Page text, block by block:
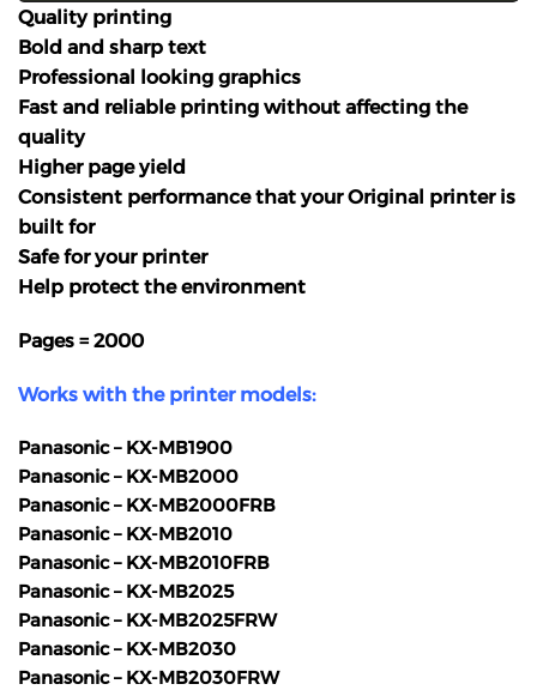
Quality printing
Bold and sharp text
Professional looking graphics
Fast and reliable printing without affecting the
quality
Higher page yield
Consistent performance that your Original printer is
built for
Safe for your printer
Help protect the environment
Pages = 2000
Works with the printer models:
Panasonic – KX-MB1900
Panasonic – KX-MB2000
Panasonic – KX-MB2000FRB
Panasonic – KX-MB2010
Panasonic – KX-MB2010FRB
Panasonic – KX-MB2025
Panasonic – KX-MB2025FRW
Panasonic – KX-MB2030
Panasonic – KX-MB2030FRW